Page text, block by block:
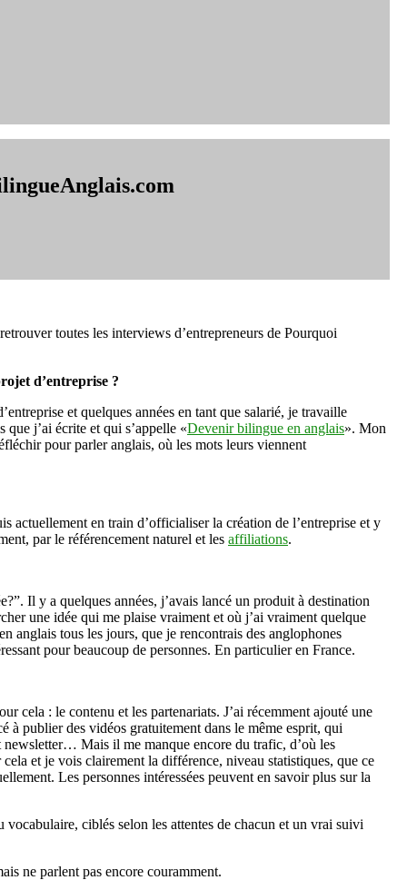
toutes les interviews d’entrepreneurs de Pourquoi
d’entreprise ?
et quelques années en tant que salarié, je travaille
que j’ai écrite et qui s’appelle «Devenir bilingue en anglais». Mon
pour parler anglais, où les mots leurs viennent
actuellement en train d’officialiser la création de l’entreprise et y
par le référencement naturel et les affiliations.
Il y a quelques années, j’avais lancé un produit à destination
une idée qui me plaise vraiment et où j’ai vraiment quelque
anglais tous les jours, que je rencontrais des anglophones
pour beaucoup de personnes. En particulier en France.
cela : le contenu et les partenariats. J’ai récemment ajouté une
à publier des vidéos gratuitement dans le même esprit, qui
newsletter… Mais il me manque encore du trafic, d’où les
et je vois clairement la différence, niveau statistiques, que ce
Les personnes intéressées peuvent en savoir plus sur la
ciblés selon les attentes de chacun et un vrai suivi
ne parlent pas encore couramment.